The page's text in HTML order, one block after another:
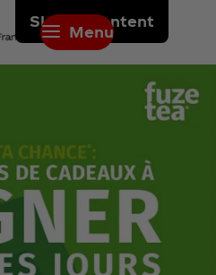
Skip to content
Menu